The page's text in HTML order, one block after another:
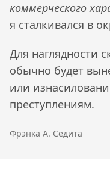
коммерческого
я сталкивался в
Для наглядности
обычно будет
или
преступлениям.
Фрэнка А. Седита